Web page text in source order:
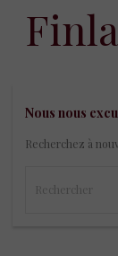
Nous nous
Recherchez à